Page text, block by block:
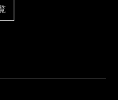
ずしさがよくあらわ
読むスピードより二
言葉のあいだから香